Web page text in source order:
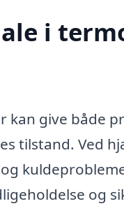
i
kan give både
tilstand. Ved
og